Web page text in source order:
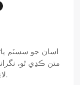
اسان جو سسٽم
متن ڪڍي ٿو،
لاءِ فارميٽنگ آرٽيڪٽس.